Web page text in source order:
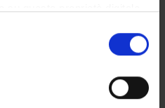
consenso in qualsiasi
sui cookie o facendo clic
Gabriella Saladini